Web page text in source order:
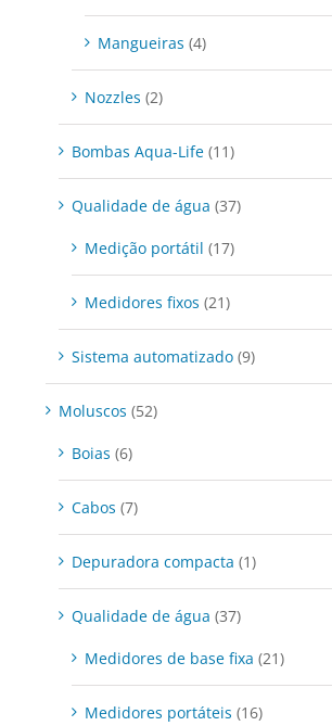
Mangueiras (4)
Nozzles (2)
Bombas Aqua-Life (11)
Qualidade de água (37)
Medição portátil (17)
Medidores fixos (21)
Sistema automatizado (9)
Moluscos (52)
Boias (6)
Cabos (7)
Depuradora compacta (1)
Qualidade de água (37)
Medidores de base fixa (21)
Medidores portáteis (16)